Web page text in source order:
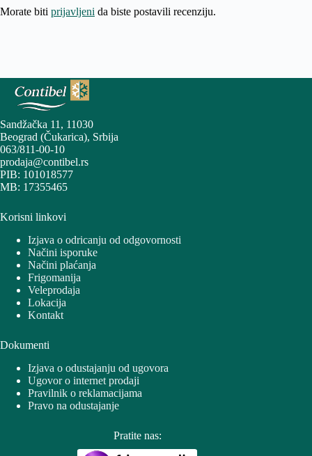
Morate biti prijavljeni da biste postavili recenziju.
Sandžačka 11, 11030
Beograd (Čukarica), Srbija
063/811-00-10
prodaja@contibel.rs
PIB: 101018577
MB: 17355465
Korisni linkovi
Izjava o odricanju od odgovornosti
Načini isporuke
Načini plaćanja
Frigomanija
Veleprodaja
Lokacija
Kontakt
Dokumenti
Izjava o odustajanju od ugovora
Ugovor o internet prodaji
Pravilnik o reklamacijama
Pravo na odustajanje
Pratite nas: